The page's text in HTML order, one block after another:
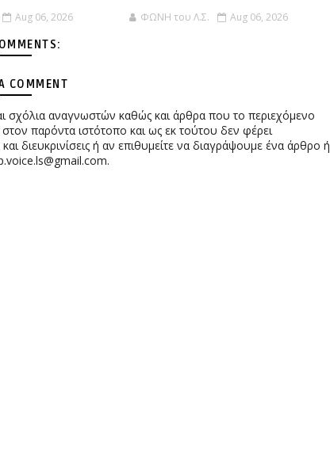
Aug 06, 2026 ΦΩΝΗ του Λ.Σ. Aug 06, 2026
COMMENT
σχόλια αναγνωστών καθώς και άρθρα που το περιεχόμενο
παρόντα ιστότοπο και ως εκ τούτου δεν φέρει
διευκρινίσεις ή αν επιθυμείτε να διαγράψουμε ένα άρθρο ή